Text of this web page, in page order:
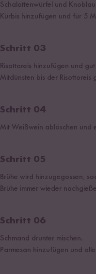
Schalottenwürfel und
Kürbis hinzufügen und für 5
Schritt 03
Risottoreis hinzufügen und
Mitdünsten bis der Risottoreis
Schritt 04
Mit Weißwein ablöschen und
Schritt 05
Brühe wird hinzugegossen,
Brühe immer wieder
Schritt 06
Schmand drunter mischen.
Parmesan hinzufügen und